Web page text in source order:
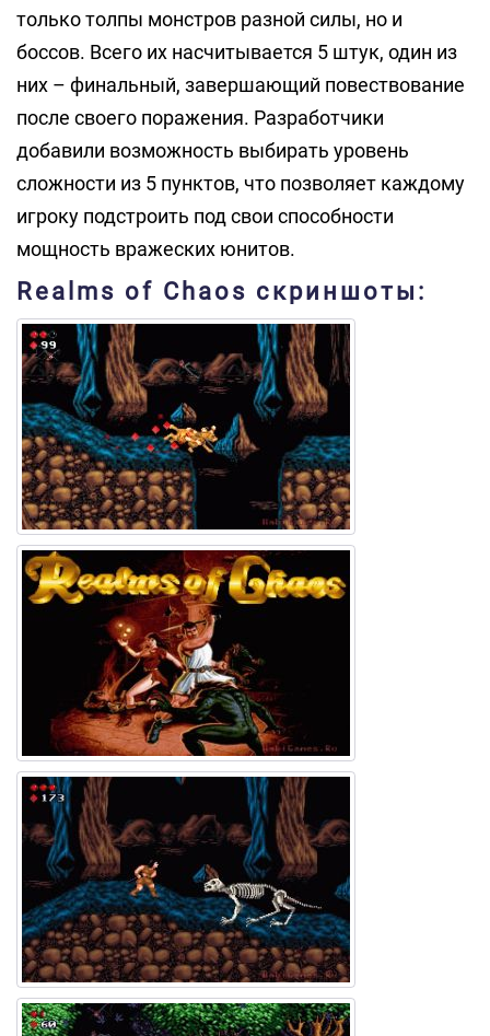
только толпы монстров разной силы, но и
боссов. Всего их насчитывается 5 штук, один из
них – финальный, завершающий повествование
после своего поражения. Разработчики
добавили возможность выбирать уровень
сложности из 5 пунктов, что позволяет каждому
игроку подстроить под свои способности
мощность вражеских юнитов.
Realms of Chaos скриншоты: